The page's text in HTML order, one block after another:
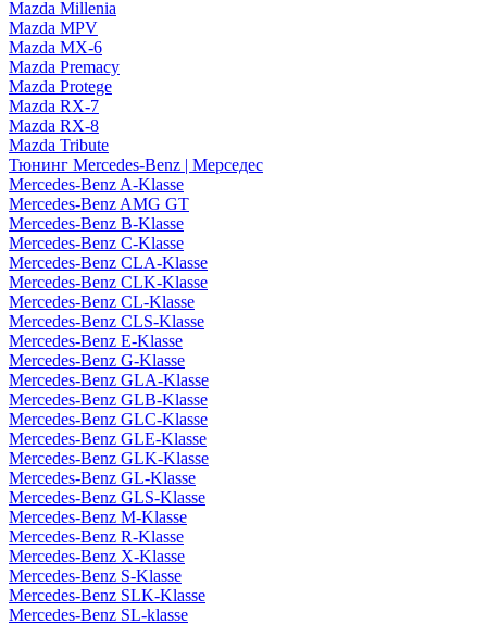
Mazda Millenia
Mazda MPV
Mazda MX-6
Mazda Premacy
Mazda Protege
Mazda RX-7
Mazda RX-8
Mazda Tribute
Тюнинг Mercedes-Benz | Мерседес
Mercedes-Benz A-Klasse
Mercedes-Benz AMG GT
Mercedes-Benz B-Klasse
Mercedes-Benz C-Klasse
Mercedes-Benz CLA-Klasse
Mercedes-Benz CLK-Klasse
Mercedes-Benz CL-Klasse
Mercedes-Benz CLS-Klasse
Mercedes-Benz E-Klasse
Mercedes-Benz G-Klasse
Mercedes-Benz GLA-Klasse
Mercedes-Benz GLB-Klasse
Mercedes-Benz GLC-Klasse
Mercedes-Benz GLE-Klasse
Mercedes-Benz GLK-Klasse
Mercedes-Benz GL-Klasse
Mercedes-Benz GLS-Klasse
Mercedes-Benz M-Klasse
Mercedes-Benz R-Klasse
Mercedes-Benz X-Klasse
Mercedes-Benz S-Klasse
Mercedes-Benz SLK-Klasse
Mercedes-Benz SL-klasse